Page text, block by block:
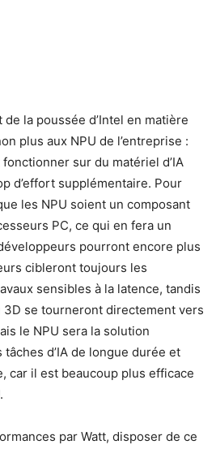
la poussée d’Intel en matière
plus aux NPU de l’entreprise :
sur du matériel d’IA
d’effort supplémentaire. Pour
les NPU soient un composant
PC, ce qui en fera un
pourront encore plus
cibleront toujours les
sensibles à la latence, tandis
se tourneront directement vers
le NPU sera la solution
d’IA de longue durée et
car il est beaucoup plus efficace
par Watt, disposer de ce